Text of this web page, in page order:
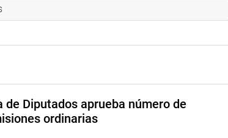
mil millones de soles y con ello cubrir la inversión y
para lograr concretar estas importantes
que existe contradicción en el Gobierno, porque
en ese rubro.
coherencia en el accionar gubernamental y que
de Diputados aprueba número de
ordinarias